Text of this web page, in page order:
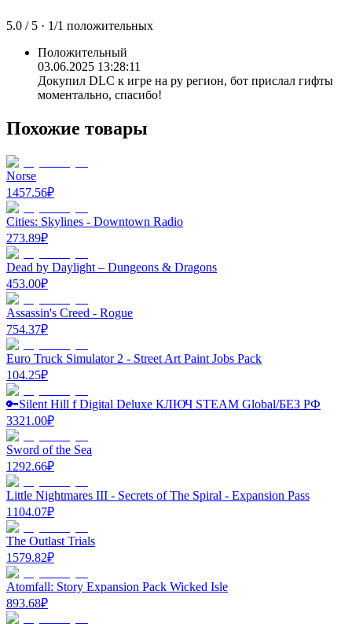
5.0 / 5 · 1/1 положительных
Положительный
03.06.2025 13:28:11
Докупил DLC к игре на ру регион, бот прислал гифты
моментально, спасибо!
Похожие товары
Norse
1457.56₽
Cities: Skylines - Downtown Radio
273.89₽
Dead by Daylight – Dungeons & Dragons
453.00₽
Assassin's Creed - Rogue
754.37₽
Euro Truck Simulator 2 - Street Art Paint Jobs Pack
104.25₽
🔑Silent Hill f Digital Deluxe КЛЮЧ STEAM Global/БЕЗ РФ
3321.00₽
Sword of the Sea
1292.66₽
Little Nightmares III - Secrets of The Spiral - Expansion Pass
1104.07₽
The Outlast Trials
1579.82₽
Atomfall: Story Expansion Pack Wicked Isle
893.68₽